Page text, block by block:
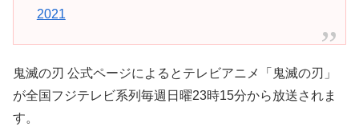
2021
鬼滅の刃 公式ページによるとテレビアニメ「鬼滅の刃」
が全国フジテレビ系列毎週日曜23時15分から放送されま
す。